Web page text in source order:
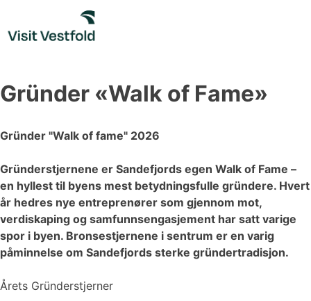
content
Gründer «Walk of Fame»
Gründer "Walk of fame" 2026
Gründerstjernene er Sandefjords egen Walk of Fame –
en hyllest til byens mest betydningsfulle gründere. Hvert
år hedres nye entreprenører som gjennom mot,
verdiskaping og samfunnsengasjement har satt varige
spor i byen. Bronse­stjernene i sentrum er en varig
påminnelse om Sandefjords sterke gründertradisjon.
Årets Gründerstjerner